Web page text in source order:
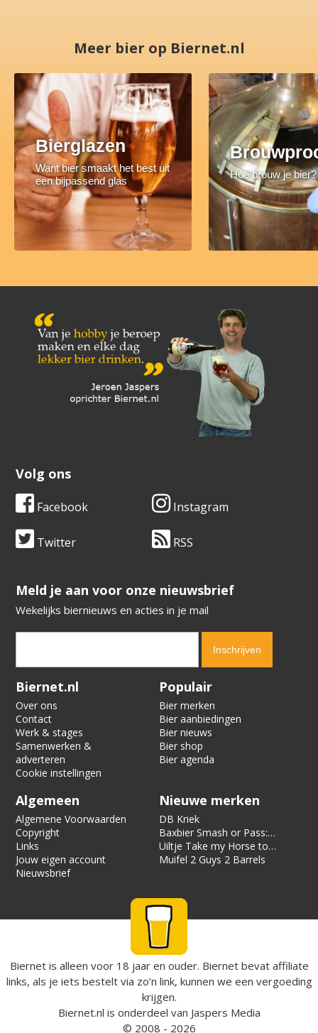
Meer bier op Biernet.nl
Bierglazen
Want bier smaakt het best uit
een bijpassend glas
Hoe brouw je bier?
Volg ons
Facebook Instagram
Twitter RSS
​​​​​​​Meld je aan voor onze nieuwsbrief
Wekelijks biernieuws en acties in je mail
Verification code:
Biernet.nl
Over ons
Contact
Werk & stages
Samenwerken &
adverteren
Cookie instellingen
Populair
Bier merken
Bier aanbiedingen
Bier nieuws
Bier shop
Bier agenda
Algemeen
Algemene Voorwaarden
Copyright
Links
Jouw eigen account
Nieuwsbrief
Nieuwe merken
DB Kriek
Baxbier Smash or Pass:
Strata
Uiltje Take my Horse to
the Hotel Room
Muifel 2 Guys 2 Barrels
Biernet is alleen voor 18 jaar en ouder. Biernet bevat affiliate
links, als je iets bestelt via zo’n link, kunnen we een vergoeding
krijgen.
Biernet.nl is onderdeel van Jaspers Media
© 2008 - 2026